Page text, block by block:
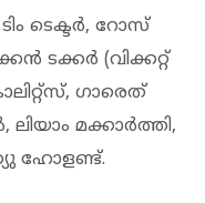
ടെക്ടർ, റോസ്
ടക്കർ (വിക്കറ്റ്
ഗാരെത്
മക്കാർത്തി,
ഹോളണ്ട്.